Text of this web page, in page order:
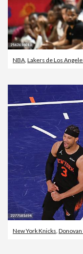
NBA Lakers de Los
New York Knicks